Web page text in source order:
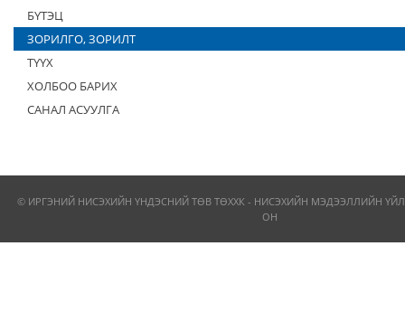
БҮТЭЦ
ЗОРИЛГО, ЗОРИЛТ
ТҮҮХ
ХОЛБОО БАРИХ
САНАЛ АСУУЛГА
© ИРГЭНИЙ НИСЭХИЙН ҮНДЭСНИЙ ТӨВ ТӨХХК - НИСЭХИЙН МЭДЭЭЛЛИЙН
ОН